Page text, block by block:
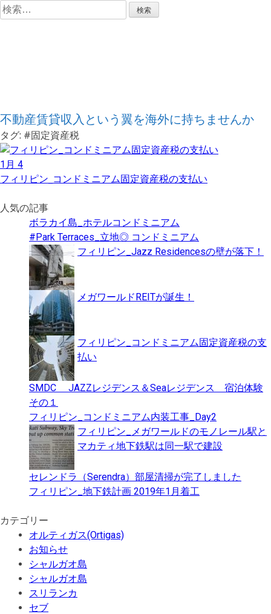
コ
ン
ッ
プ
検
索:
不動産賃貸収入という翼を海外に持ちませんか
タグ: #固定資産税
1月 4
フィリピン_コンドミニアム固定資産税の支払い
人気の記事
ボラカイ島_ホテルコンドミニアム
#Park Terraces_立地◎ コンドミニアム
フィリピン_Jazz Residencesの壁が落下！
メガワールドREITが誕生！
フィリピン_コンドミニアム固定資産税の支
払い
SMDC JAZZレジデンス＆Seaレジデンス 宿泊体験
その１
フィリピン_コンドミニアム内装工事_Day2
フィリピン_メガワールドのモノレール駅と
マカティ地下鉄駅は同一駅で建設
セレンドラ（Serendra）部屋清掃が完了しました
フィリピン_地下鉄計画 2019年1月着工
カテゴリー
オルティガス(Ortigas)
お知らせ
シャルガオ島
シャルガオ島
スリランカ
セブ